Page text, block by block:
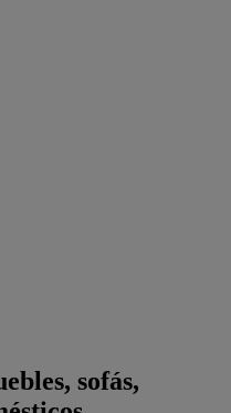
sofás,